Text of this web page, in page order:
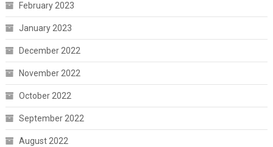
February 2023
January 2023
December 2022
November 2022
October 2022
September 2022
August 2022